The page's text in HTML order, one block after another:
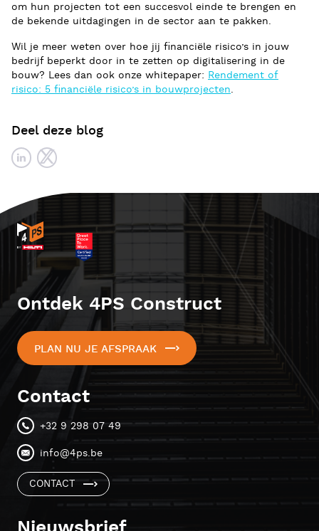
om hun projecten tot een succesvol einde te brengen en
de bekende uitdagingen in de sector aan te pakken.
Wil je meer weten over hoe jij financiële risico’s in jouw
bedrijf beperkt door in te zetten op digitalisering in de
bouw? Lees dan ook onze whitepaper: Rendement of
risico: 5 financiële risico’s in bouwprojecten.
Deel deze blog
Ontdek 4PS Construct
PLAN NU JE AFSPRAAK
Contact
+32 9 298 07 49
info@4ps.be
CONTACT